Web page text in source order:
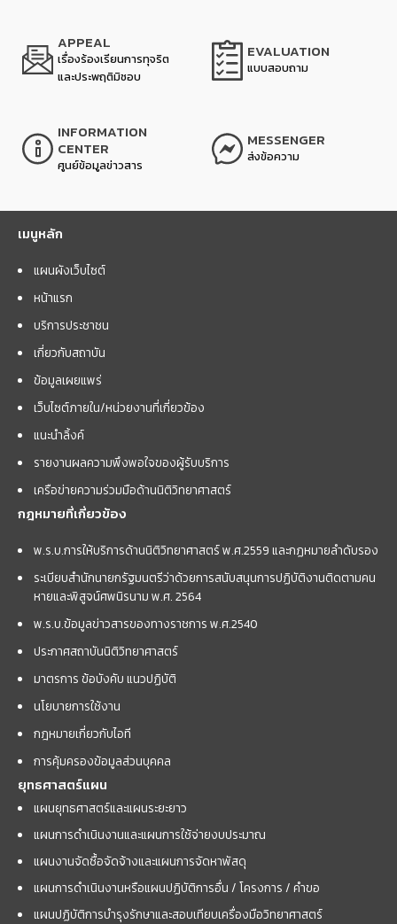
APPEAL
เรื่องร้องเรียนการทุจริต
และประพฤติมิชอบ
EVALUATION
แบบสอบถาม
INFORMATION
CENTER
ศูนย์ข้อมูลข่าวสาร
MESSENGER
ส่งข้อความ
เมนูหลัก
แผนผังเว็บไซต์
หน้าแรก
บริการประชาชน
เกี่ยวกับสถาบัน
ข้อมูลเผยแพร่
เว็บไซต์ภายใน/หน่วยงานที่เกี่ยวข้อง
แนะนำลิ้งค์
รายงานผลความพึงพอใจของผู้รับบริการ
เครือข่ายความร่วมมือด้านนิติวิทยาศาสตร์
กฎหมายที่เกี่ยวข้อง
พ.ร.บ.การให้บริการด้านนิติวิทยาศาสตร์ พ.ศ.2559 และกฏหมายลำดับรอง
ระเบียบสำนักนายกรัฐมนตรีว่าด้วยการสนับสนุนการปฏิบัติงานติดตามคน
หายและพิสูจน์ศพนิรนาม พ.ศ. 2564
พ.ร.บ.ข้อมูลข่าวสารของทางราชการ พ.ศ.2540
ประกาศสถาบันนิติวิทยาศาสตร์
มาตรการ ข้อบังคับ แนวปฏิบัติ
นโยบายการใช้งาน
กฎหมายเกี่ยวกับไอที
การคุ้มครองข้อมูลส่วนบุคคล
ยุทธศาสตร์แผน
แผนยุทธศาสตร์และแผนระยะยาว
แผนการดำเนินงานและแผนการใช้จ่ายงบประมาณ
แผนงานจัดซื้อจัดจ้างและแผนการจัดหาพัสดุ
แผนการดำเนินงานหรือแผนปฏิบัติการอื่น / โครงการ / คำขอ
แผนปฏิบัติการบำรุงรักษาและสอบเทียบเครื่องมือวิทยาศาสตร์